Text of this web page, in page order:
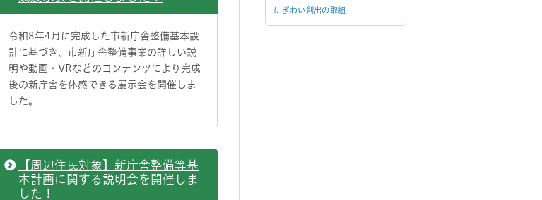
令和8年4月に完成した市新庁舎整備基本設
計に基づき、市新庁舎整備事業の詳しい説
明や動画・VRなどのコンテンツにより完成
後の新庁舎を体感できる展示会を開催しま
した。
【周辺住民対象】新庁舎整備等基
本計画に関する説明会を開催しま
した！
にぎわい創出の取組